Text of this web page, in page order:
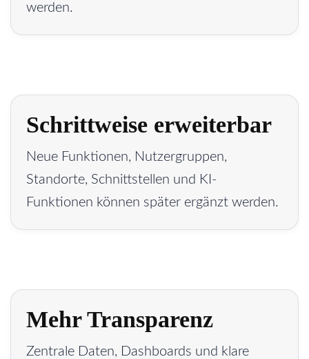
werden.
Schrittweise erweiterbar
Neue Funktionen, Nutzergruppen,
Standorte, Schnittstellen und KI-
Funktionen können später ergänzt werden.
Mehr Transparenz
Zentrale Daten, Dashboards und klare